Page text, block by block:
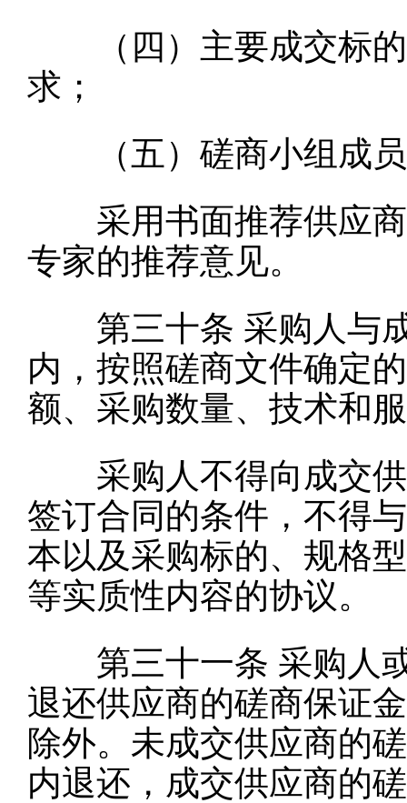
（四）主要成交标的
求；
（五）磋商小组成员
采用书面推荐供应商
专家的推荐意见。
第三十条 采购人与
内，按照磋商文件确定
额、采购数量、技术和
采购人不得向成交供
签订合同的条件，不得
本以及采购标的、规格
等实质性内容的协议。
第三十一条 采购人
退还供应商的磋商保证
除外。未成交供应商的
内退还，成交供应商的